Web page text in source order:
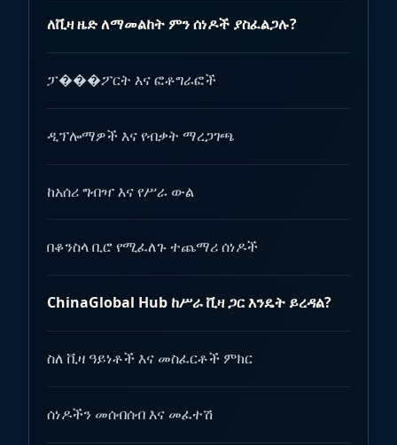
ለቪዛ ዜድ ለማመልከት ምን ሰነዶች ያስፈልጋሉ?
ፓ���ፖርት እና ፎቶግራፎች
ዲፕሎማዎች እና የብቃት ማረጋገጫ
ከአሰሪ ግብዣ እና የሥራ ውል
በቆንስላ ቢሮ የሚፈለጉ ተጨማሪ ሰነዶች
ChinaGlobal Hub ከሥራ ቪዛ ጋር እንዴት ይረዳል?
ስለ ቪዛ ዓይነቶች እና መስፈርቶች ምክር
ሰነዶችን መሰብሰብ እና መፈተሽ